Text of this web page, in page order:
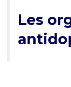
Les